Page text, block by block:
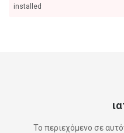
installed
Το περιεχόμενο σε